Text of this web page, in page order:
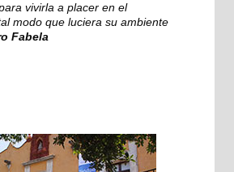
vivirla a placer en el
modo que luciera su ambiente
Fabela